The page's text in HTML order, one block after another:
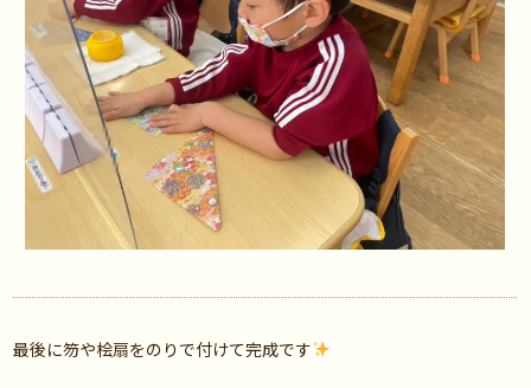
最後に笏や桧扇をのりで付けて完成です